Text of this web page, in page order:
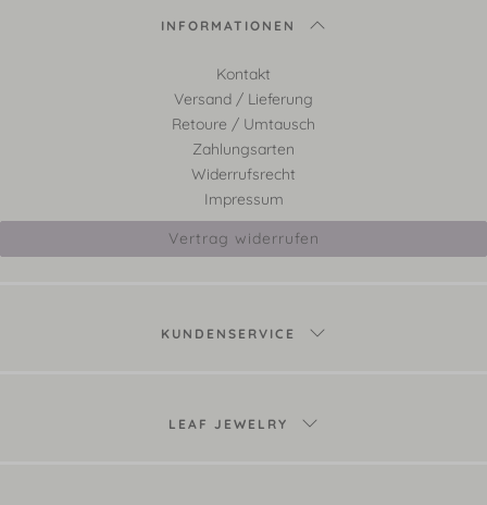
INFORMATIONEN
Kontakt
Versand / Lieferung
Retoure / Umtausch
Zahlungsarten
Widerrufsrecht
Impressum
Vertrag widerrufen
KUNDENSERVICE
LEAF JEWELRY